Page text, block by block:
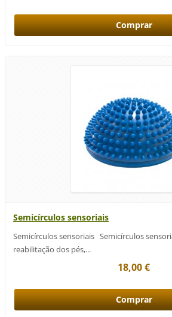
Semicírculos sensoriais
Semicírculos sensoriais Semicírculos
reabilitação dos pés,...
18,00 €